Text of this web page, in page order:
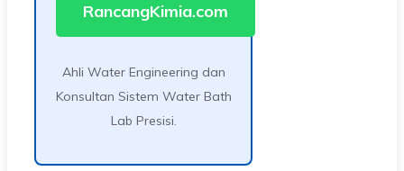
RancangKimia.com
Ahli Water Engineering dan
Konsultan Sistem Water Bath
Lab Presisi.